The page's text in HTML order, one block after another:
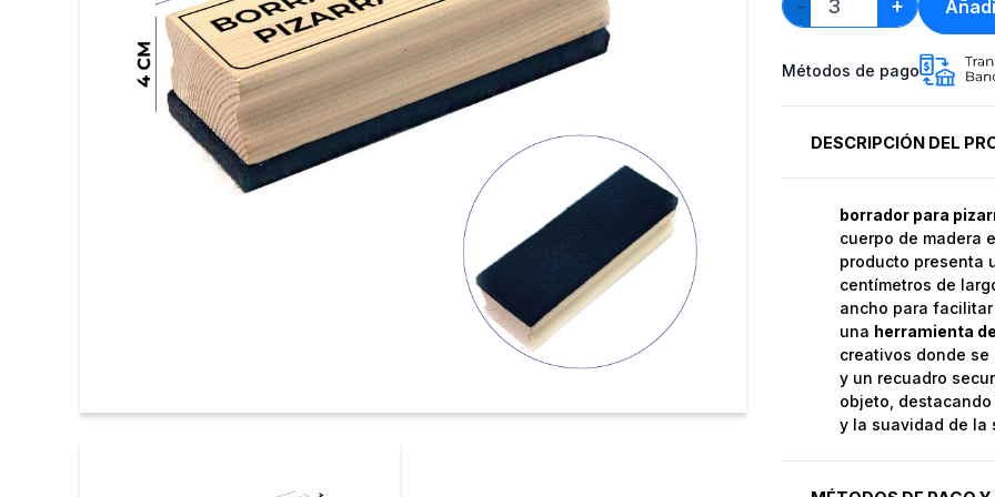
− +
Métodos de pago
DESCRIPCIÓN DEL
borrador para
cuerpo de madera
producto presenta
centímetros de
ancho para
una herramienta
creativos donde
y un recuadro
objeto,
y la suavidad de la